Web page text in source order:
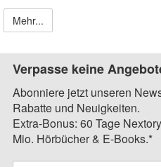
Mehr...
Verpasse keine
Abonniere jetzt unseren
Rabatte und Neuigkeiten.
Extra-Bonus: 60 Tage
Mio. Hörbücher & E-Books.*